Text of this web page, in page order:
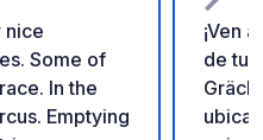
nice
Some of
In the
Emptying
¡Ven
de tu